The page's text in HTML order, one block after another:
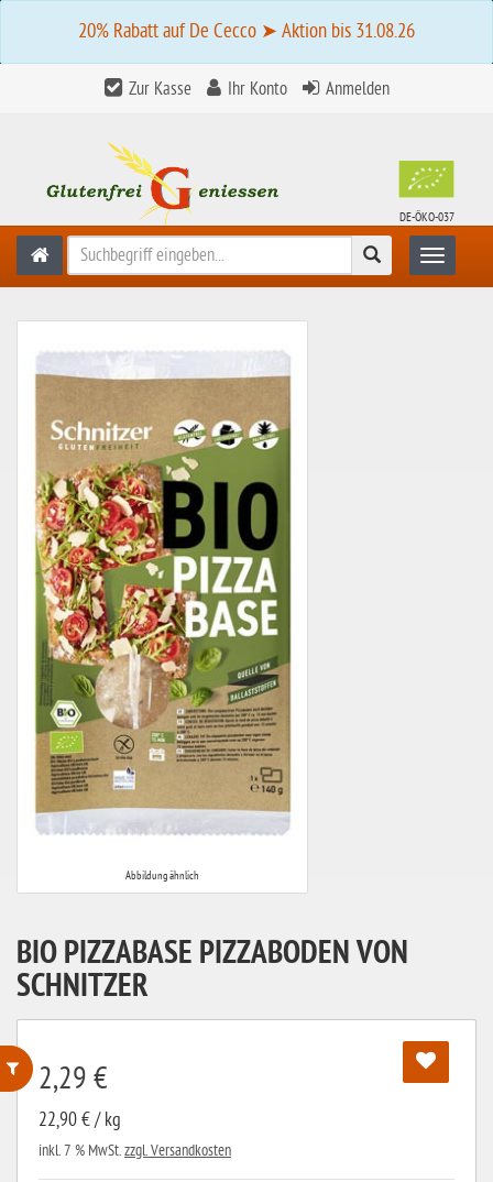
ohne Weizenstärke
laktosefrei
20% Rabatt auf De Cecco ➤ Aktion bis 31.08.26
Zur Kasse Ihr Konto Anmelden
DE-ÖKO-037
Suchen Toggle
Abbildung ähnlich
BIO PIZZABASE PIZZABODEN VON
SCHNITZER
2,29 €
22,90 € / kg
inkl. 7 % MwSt.zzgl. Versandkosten